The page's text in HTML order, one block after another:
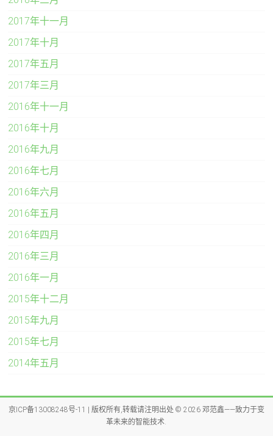
2017年十一月
2017年十月
2017年五月
2017年三月
2016年十一月
2016年十月
2016年九月
2016年七月
2016年六月
2016年五月
2016年四月
2016年三月
2016年一月
2015年十二月
2015年九月
2015年七月
2014年五月
京ICP备13008248号-11 | 版权所有,转载请注明出处 © 2026 邓范鑫——致力于变
革未来的智能技术.